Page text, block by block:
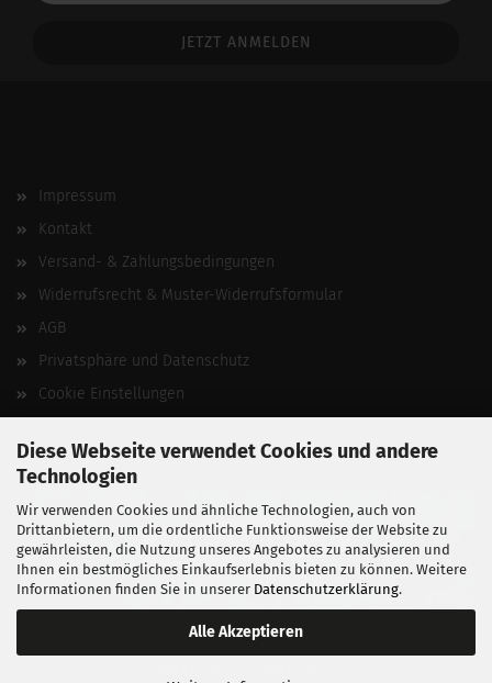
Diese Webseite verwendet Cookies und andere
Technologien
Wir verwenden Cookies und ähnliche Technologien, auch von
Drittanbietern, um die ordentliche Funktionsweise der Website zu
gewährleisten, die Nutzung unseres Angebotes zu analysieren und
Ihnen ein bestmögliches Einkaufserlebnis bieten zu können. Weitere
Informationen finden Sie in unserer Datenschutzerklärung.
Alle Akzeptieren
Impressum
Kontakt
Versand- & Zahlungsbedingungen
Widerrufsrecht & Muster-Widerrufsformular
AGB
Privatsphäre und Datenschutz
Cookie Einstellungen
Vertrag widerrufen